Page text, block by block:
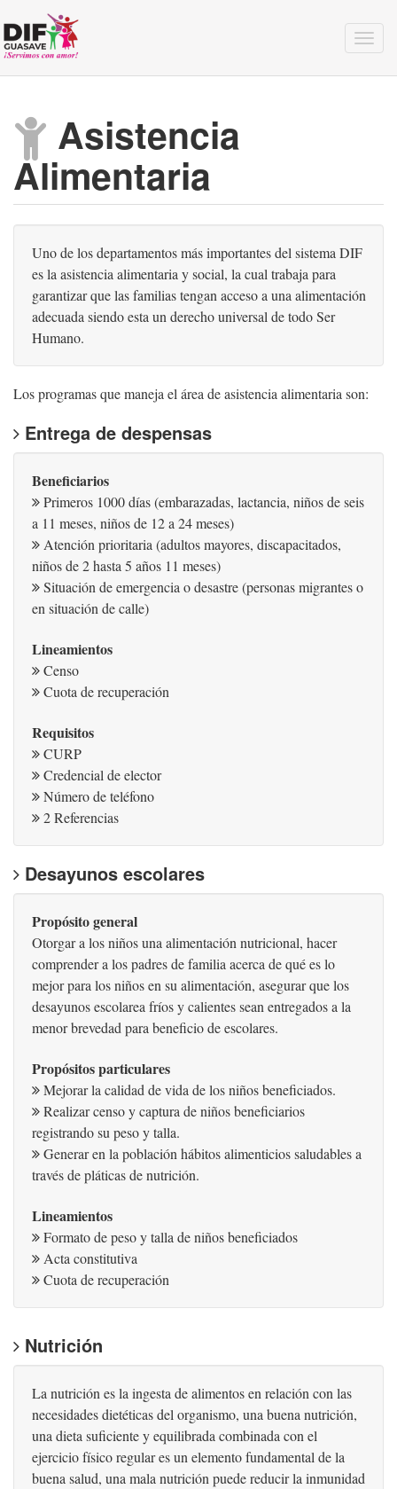
Asistencia
Alimentaria
Uno de los departamentos más importantes del sistema DIF
es la asistencia alimentaria y social, la cual trabaja para
garantizar que las familias tengan acceso a una alimentación
adecuada siendo esta un derecho universal de todo Ser
Humano.
Los programas que maneja el área de asistencia alimentaria son:
Entrega de despensas
Beneficiarios
Primeros 1000 días (embarazadas, lactancia, niños de seis
a 11 meses, niños de 12 a 24 meses)
Atención prioritaria (adultos mayores, discapacitados,
niños de 2 hasta 5 años 11 meses)
Situación de emergencia o desastre (personas migrantes o
en situación de calle)
Lineamientos
Censo
Cuota de recuperación
Requisitos
CURP
Credencial de elector
Número de teléfono
2 Referencias
Desayunos escolares
Propósito general
Otorgar a los niños una alimentación nutricional, hacer
comprender a los padres de familia acerca de qué es lo
mejor para los niños en su alimentación, asegurar que los
desayunos escolarea fríos y calientes sean entregados a la
menor brevedad para beneficio de escolares.
Propósitos particulares
Mejorar la calidad de vida de los niños beneficiados.
Realizar censo y captura de niños beneficiarios
registrando su peso y talla.
Generar en la población hábitos alimenticios saludables a
través de pláticas de nutrición.
Lineamientos
Formato de peso y talla de niños beneficiados
Acta constitutiva
Cuota de recuperación
Nutrición
La nutrición es la ingesta de alimentos en relación con las
necesidades dietéticas del organismo, una buena nutrición,
una dieta suficiente y equilibrada combinada con el
ejercicio físico regular es un elemento fundamental de la
buena salud, una mala nutrición puede reducir la inmunidad